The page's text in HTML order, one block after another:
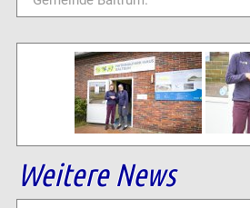
Weitere News